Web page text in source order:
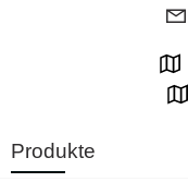
Produkte